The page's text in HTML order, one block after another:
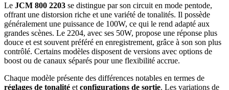
Le JCM 800 2203 se distingue par son circuit en mode pentode,
offrant une distorsion riche et une variété de tonalités. Il possède
généralement une puissance de 100W, ce qui le rend adapté aux
grandes scènes. Le 2204, avec ses 50W, propose une réponse plus
douce et est souvent préféré en enregistrement, grâce à son son plus
contrôlé. Certains modèles disposent de versions avec options de
boost ou de canaux séparés pour une flexibilité accrue.
Chaque modèle présente des différences notables en termes de
réglages de tonalité et configurations de sortie. Les variations de